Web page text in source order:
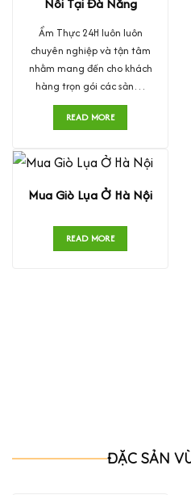
Ẩm Thực 24H luôn luôn
chuyên nghiệp và tận tâm
nhằm mang đến cho khách
hàng trọn gói các sản…
READ MORE
Mua Giò Lụa Ở Hà Nội
READ MORE
ĐẶC SẢN